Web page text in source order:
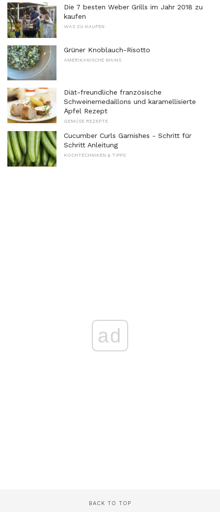
Die 7 besten Weber Grills im Jahr 2018 zu
kaufen
WAS ZU KAUFEN
Grüner Knoblauch-Risotto
AMERIKANISCHE MAINS
Diät-freundliche französische
Schweinemedaillons und karamellisierte
Äpfel Rezept
GEMÜSE REZEPTE
Cucumber Curls Garnishes - Schritt für
Schritt Anleitung
KOCHTECHNIKEN & TIPPS
ad
BACK TO TOP